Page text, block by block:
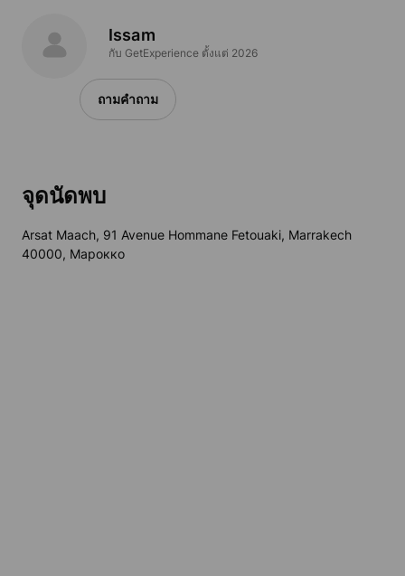
Issam
กับ GetExperience ตั้งแต่ 2026
ถามคำถาม
จุดนัดพบ
Arsat Maach, 91 Avenue Hommane Fetouaki, Marrakech
40000, Марокко